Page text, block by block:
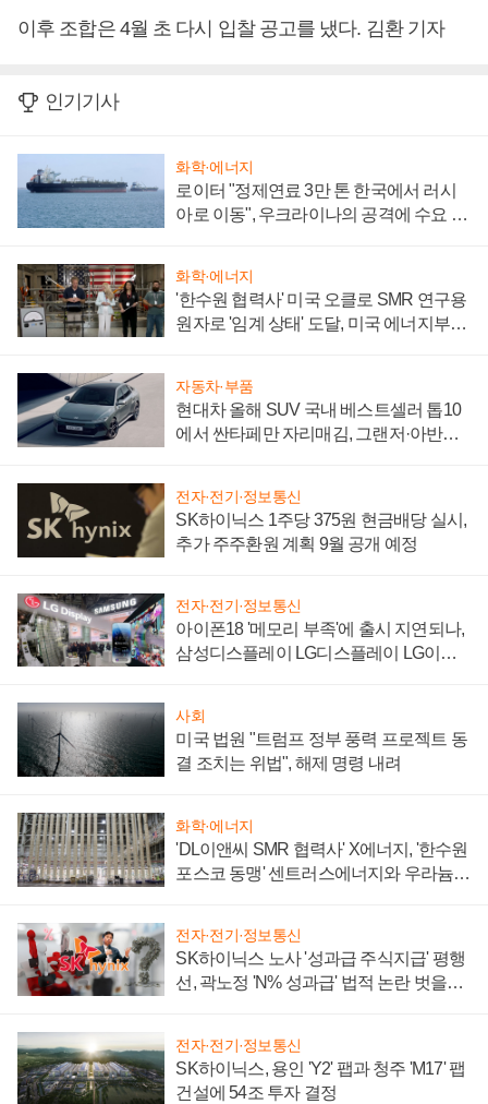
이후 조합은 4월 초 다시 입찰 공고를 냈다. 김환 기자
인기기사
화학·에너지
로이터 "정제연료 3만 톤 한국에서 러시
아로 이동", 우크라이나의 공격에 수요 늘
화학·에너지
'한수원 협력사' 미국 오클로 SMR 연구용
원자로 '임계 상태' 도달, 미국 에너지부
자동차·부품
현대차 올해 SUV 국내 베스트셀러 톱10
에서 싼타페만 자리매김, 그랜저·아반떼
전자·전기·정보통신
SK하이닉스 1주당 375원 현금배당 실시,
추가 주주환원 계획 9월 공개 예정
전자·전기·정보통신
아이폰18 '메모리 부족'에 출시 지연되나,
삼성디스플레이 LG디스플레이 LG이노
사회
미국 법원 "트럼프 정부 풍력 프로젝트 동
결 조치는 위법", 해제 명령 내려
화학·에너지
'DL이앤씨 SMR 협력사' X에너지, '한수원
포스코 동맹' 센트러스에너지와 우라늄
전자·전기·정보통신
SK하이닉스 노사 '성과급 주식지급' 평행
선, 곽노정 'N% 성과급' 법적 논란 벗을지
전자·전기·정보통신
SK하이닉스, 용인 'Y2' 팹과 청주 'M17' 팹
건설에 54조 투자 결정